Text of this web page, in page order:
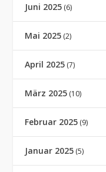
Juni 2025 (6)
Mai 2025 (2)
April 2025 (7)
März 2025 (10)
Februar 2025 (9)
Januar 2025 (5)